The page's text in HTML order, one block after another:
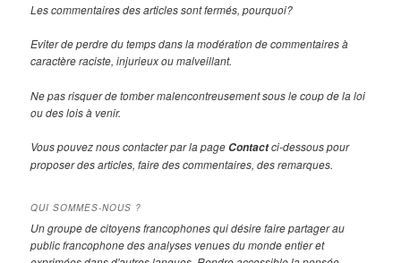
Les commentaires des articles sont fermés, pourquoi?
Eviter de perdre du temps dans la modération de commentaires à
caractère raciste, injurieux ou malveillant.
Ne pas risquer de tomber malencontreusement sous le coup de la loi
ou des lois à venir.
Vous pouvez nous contacter par la page Contactci-dessous pour
proposer des articles, faire des commentaires, des remarques.
QUI SOMMES-NOUS ?
Un groupe de citoyens francophones qui désire faire partager au
public francophone des analyses venues du monde entier et